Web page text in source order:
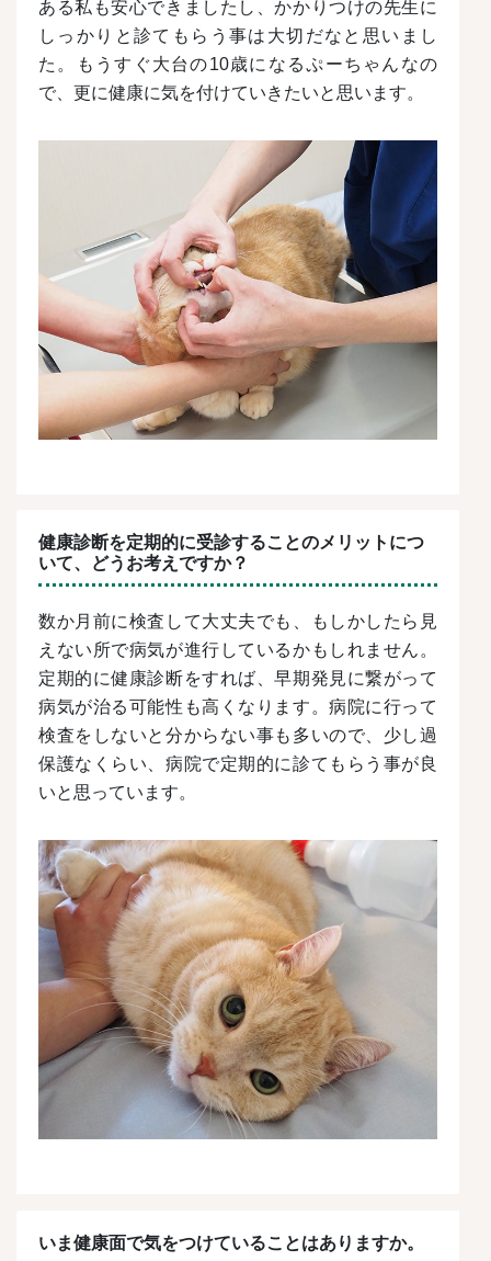
ある私も安心できましたし、かかりつけの先生に
しっかりと診てもらう事は大切だなと思いまし
た。
もうすぐ大台の10歳になるぷーちゃんなの
で、更に健康に気を付けていきたいと思います。
健康診断を定期的に受診することのメリットにつ
いて、どうお考えですか？
数か月前に検査して大丈夫でも、もしかしたら見
えない所で病気が進行しているかもしれません。
定期的に健康診断をすれば、早期発見に繋がって
病気が治る可能性も高くなります。病院に行って
検査をしないと分からない事も多いので、少し過
保護なくらい、病院で定期的に診てもらう事が良
いと思っています。
いま健康面で気をつけていることはありますか。